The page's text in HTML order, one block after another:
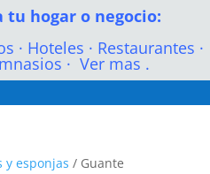
tu hogar o negocio:
· Hoteles · Restaurantes ·
· Ver mas .
y esponjas / Guante